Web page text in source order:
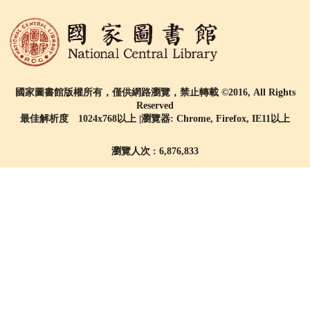
國家圖書館版權所有，僅供網路瀏覽，禁止轉載 ©2016, All Rights
Reserved
最佳解析度 1024x768以上 |瀏覽器: Chrome, Firefox, IE11以上
瀏覽人次 : 6,876,833